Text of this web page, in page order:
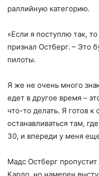
раллийную категорию.
«Если я поступлю так,
признал Остберг. – Это
пилоты.
Я же не очень много
едет в другое время –
что-то делать. Я готов
останавливаться там,
30, и впереди у меня
Мадс Остберг